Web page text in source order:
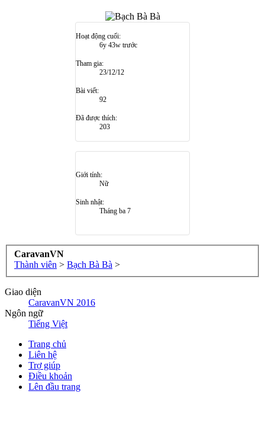
Hoạt động cuối:
6y 43w trước
Tham gia:
23/12/12
Bài viết:
92
Đã được thích:
203
Giới tính:
Nữ
Sinh nhật:
Tháng ba 7
CaravanVN
Thành viên > Bạch Bà Bà >
Giao diện
CaravanVN 2016
Ngôn ngữ
Tiếng Việt
Trang chủ
Liên hệ
Trợ giúp
Điều khoản
Lên đầu trang